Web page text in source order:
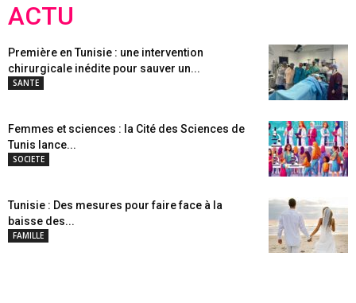
ACTU
Première en Tunisie : une intervention
chirurgicale inédite pour sauver un...
SANTE
Femmes et sciences : la Cité des Sciences de
Tunis lance...
SOCIETE
Tunisie : Des mesures pour faire face à la
baisse des...
FAMILLE